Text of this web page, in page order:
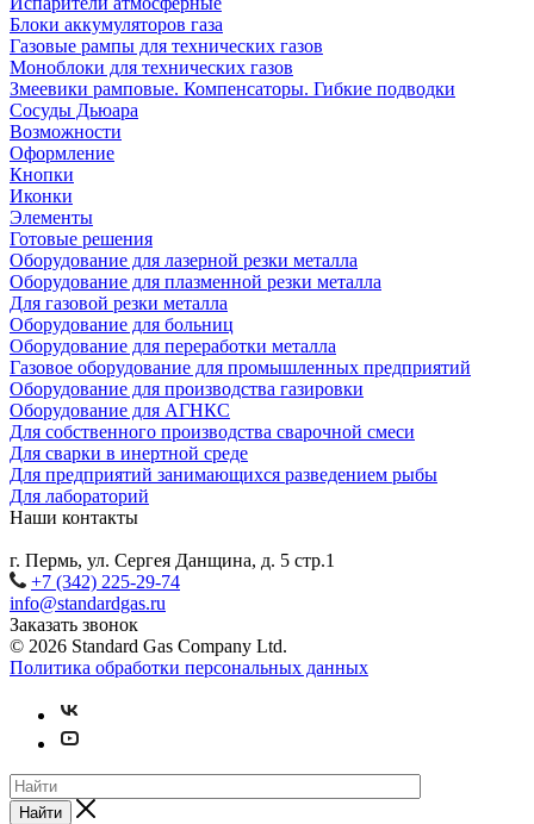
Блоки аккумуляторов газа
Газовые рампы для технических газов
Моноблоки для технических газов
Змеевики рамповые. Компенсаторы. Гибкие подводки
Сосуды Дьюара
Возможности
Оформление
Кнопки
Иконки
Элементы
Готовые решения
Оборудование для лазерной резки металла
Оборудование для плазменной резки металла
Для газовой резки металла
Оборудование для больниц
Оборудование для переработки металла
Газовое оборудование для промышленных предприятий
Оборудование для производства газировки
Оборудование для АГНКС
Для собственного производства сварочной смеси
Для сварки в инертной среде
Для предприятий занимающихся разведением рыбы
Для лабораторий
Наши контакты
г. Пермь, ул. Сергея Данщина, д. 5 стр.1
+7 (342) 225-29-74
info@standardgas.ru
Заказать звонок
© 2026 Standard Gas Company Ltd.
Политика обработки персональных данных
Найти